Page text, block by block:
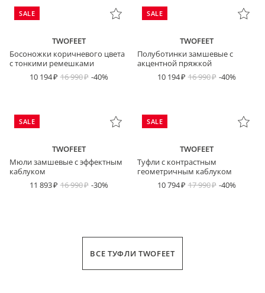
SALE
TWOFEET
Босоножки коричневого цвета
с тонкими ремешками
10 194
16 990 -40%
SALE
TWOFEET
Полуботинки замшевые с
акцентной пряжкой
10 194
16 990 -40%
SALE
TWOFEET
Мюли замшевые с эффектным
каблуком
11 893
16 990 -30%
SALE
TWOFEET
Туфли с контрастным
геометричным каблуком
10 794
17 990 -40%
ВСЕ ТУФЛИ TWOFEET